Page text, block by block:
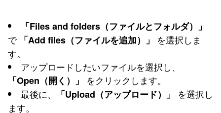
「Files and folders（ファイルとフォルダ）」
で 「Add files（ファイルを追加）」
を選択しま
す。
アップロードしたいファイルを選択し、
「Open（開く）」
をクリックします。
最後に、
「Upload（アップロード）」
を選択し
ます。